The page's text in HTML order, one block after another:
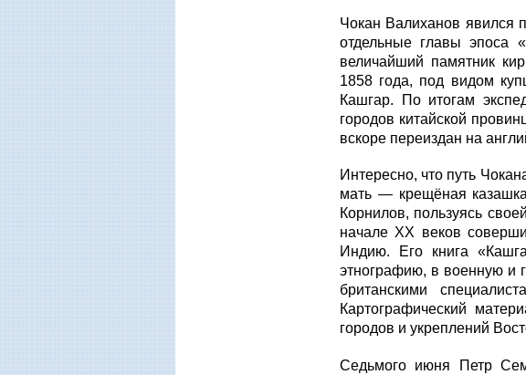
Чокан Валиханов явился
отдельные главы эпоса
величайший памятник
1858 года, под видом
Кашгар. По итогам
городов китайской
вскоре переиздан на
Интересно, что путь
мать — крещёная
Корнилов, пользуясь
начале XX веков
Индию. Его книга
этнографию, в военную и
британскими
Картографический
городов и укреплений
Седьмого июня Петр